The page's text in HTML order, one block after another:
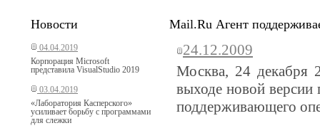
Новости
04.04.2019
Корпорация Microsoft
представила VisualStudio 2019
03.04.2019
«Лаборатория Касперского»
усиливает борьбу с программами
для слежки
Mail.Ru Агент
24.12.2009
Москва, 24 декабря
выходе новой версии
поддерживающего